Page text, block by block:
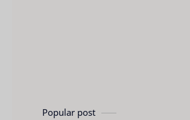
Popular post